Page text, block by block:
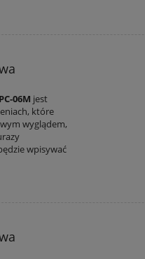
06M jest
które
wyglądem,
wpisywać